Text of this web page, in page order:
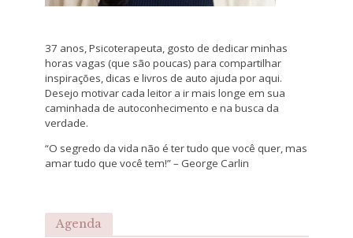
37 anos, Psicoterapeuta, gosto de dedicar minhas
horas vagas (que são poucas) para compartilhar
inspirações, dicas e livros de auto ajuda por aqui.
Desejo motivar cada leitor a ir mais longe em sua
caminhada de autoconhecimento e na busca da
verdade.
“O segredo da vida não é ter tudo que você quer, mas
amar tudo que você tem!” – George Carlin
Agenda